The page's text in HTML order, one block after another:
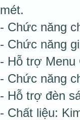
mét.
- Chức năng
- Chức năng
- Hỗ trợ Menu
- Chức năng
- Hỗ trợ đèn
- Chất liệu: